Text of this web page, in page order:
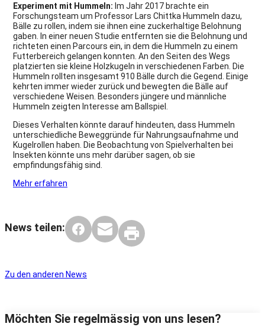
Experiment mit Hummeln: Im Jahr 2017 brachte ein
Forschungsteam um Professor Lars Chittka Hummeln dazu,
Bälle zu rollen, indem sie ihnen eine zuckerhaltige Belohnung
gaben. In einer neuen Studie entfernten sie die Belohnung und
richteten einen Parcours ein, in dem die Hummeln zu einem
Futterbereich gelangen konnten. An den Seiten des Wegs
platzierten sie kleine Holzkugeln in verschiedenen Farben. Die
Hummeln rollten insgesamt 910 Bälle durch die Gegend. Einige
kehrten immer wieder zurück und bewegten die Bälle auf
verschiedene Weisen. Besonders jüngere und männliche
Hummeln zeigten Interesse am Ballspiel.
Dieses Verhalten könnte darauf hindeuten, dass Hummeln
unterschiedliche Beweggründe für Nahrungsaufnahme und
Kugelrollen haben. Die Beobachtung von Spielverhalten bei
Insekten könnte uns mehr darüber sagen, ob sie
empfindungsfähig sind.
Mehr erfahren
News teilen:
Zu den anderen News
Möchten Sie regelmässig von uns lesen?